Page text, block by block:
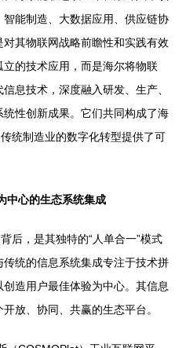
能制造、大数据应用、供应链协
其物联网战略前瞻性和实践有效
的技术应用，而是海尔将物联
息技术，深度融入研发、生产、
性创新成果。它们共同构成了海
统制造业的数字化转型提供了可
中心的生态系统集成
后，是其独特的“人单合一”模式
统的信息系统集成专注于技术拼
造用户最佳体验为中心。其信息
放、协同、共赢的生态平台。